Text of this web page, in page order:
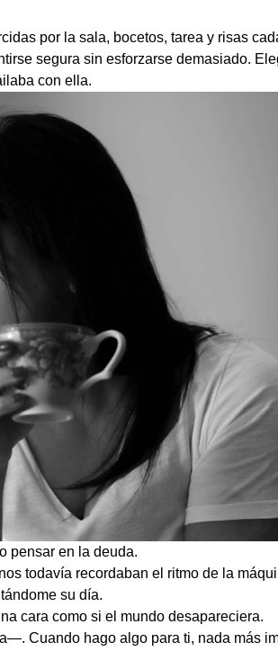
por la sala, bocetos, tarea y risas
segura sin esforzarse demasiado.
con ella.
pensar en la deuda.
todavía recordaban el ritmo de la
su día.
cara como si el mundo desapareciera.
Cuando hago algo para ti, nada más